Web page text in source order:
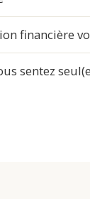
financière
sentez